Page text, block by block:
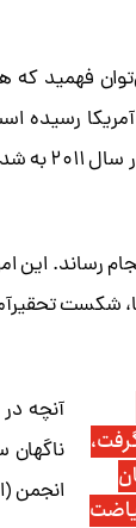
فهمید که
آمریکا
ریاضت
رساند.
شکست
آنچه
انجمن (ای ان کومو)